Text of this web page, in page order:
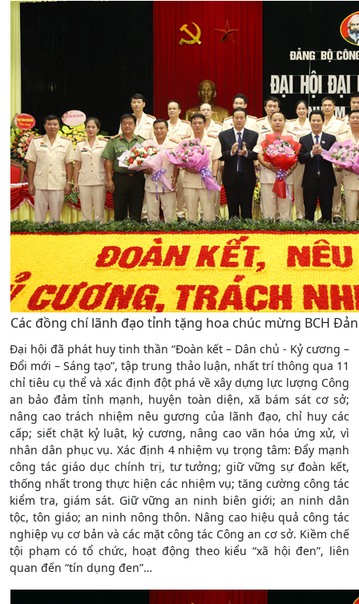
Các đồng chí lãnh đạo tỉnh tặng hoa chúc mừng BCH
Đại hội đã phát huy tinh thần “Đoàn kết – Dân chủ - Kỷ cương –
Đổi mới – Sáng tạo”, tập trung thảo luận, nhất trí thông qua 11
chỉ tiêu cụ thể và xác định đột phá về xây dựng lực lượng Công
an bảo đảm tỉnh mạnh, huyện toàn diện, xã bám sát cơ sở;
nâng cao trách nhiệm nêu gương của lãnh đạo, chỉ huy các
cấp; siết chặt kỷ luật, kỷ cương, nâng cao văn hóa ứng xử, vì
nhân dân phục vụ. Xác định 4 nhiệm vụ trọng tâm: Đẩy mạnh
công tác giáo dục chính trị, tư tưởng; giữ vững sự đoàn kết,
thống nhất trong thực hiện các nhiệm vụ; tăng cường công tác
kiểm tra, giám sát. Giữ vững an ninh biên giới; an ninh dân
tộc, tôn giáo; an ninh nông thôn. Nâng cao hiệu quả công tác
nghiệp vụ cơ bản và các mặt công tác Công an cơ sở. Kiềm chế
tội phạm có tổ chức, hoạt động theo kiểu “xã hội đen”, liên
quan đến “tín dụng đen”…